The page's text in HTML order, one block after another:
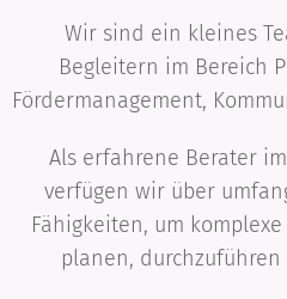
Wir sind ein kleines
Begleitern im Bereich
Fördermanagement,
Als erfahrene Berater
verfügen wir über
Fähigkeiten, um
planen,